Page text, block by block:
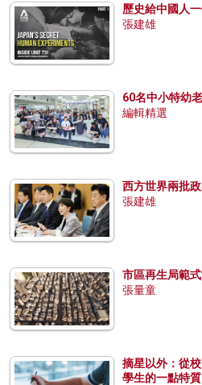
歷史給中國人
張建雄
60名中小特幼
編輯精選
西方世界兩批
張建雄
市區再生局範
張量童
摘星以外：從
學生的一點特質